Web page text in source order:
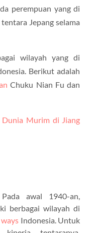
perempuan yang di
Jepang selama
wilayah yang di
Berikut adalah
Chuku Nian Fu dan
Murim di Jiang
awal 1940-an,
berbagai wilayah di
Indonesia. Untuk